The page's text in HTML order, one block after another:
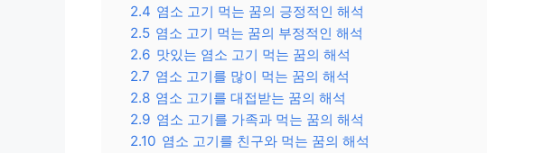
2.4 염소 고기 먹는 꿈의 긍정적인 해석
2.5 염소 고기 먹는 꿈의 부정적인 해석
2.6 맛있는 염소 고기 먹는 꿈의 해석
2.7 염소 고기를 많이 먹는 꿈의 해석
2.8 염소 고기를 대접받는 꿈의 해석
2.9 염소 고기를 가족과 먹는 꿈의 해석
2.10 염소 고기를 친구와 먹는 꿈의 해석